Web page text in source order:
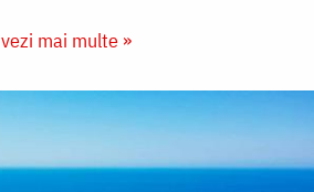
vezi mai multe »